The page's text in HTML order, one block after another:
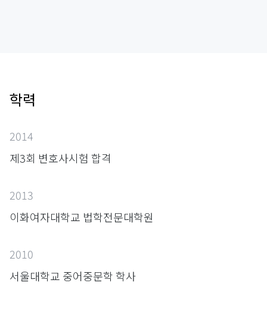
학력
2014
제3회 변호사시험 합격
2013
이화여자대학교 법학전문대학원
2010
서울대학교 중어중문학 학사